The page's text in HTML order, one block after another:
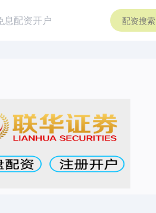
息配资开户